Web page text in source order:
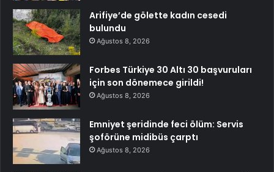
Arifiye’de gölette kadın cesedi
bulundu
Ağustos 8, 2026
Forbes Türkiye 30 Altı 30 başvuruları
için son dönemece girildi!
Ağustos 8, 2026
Emniyet şeridinde feci ölüm: Servis
şoförüne midibüs çarptı
Ağustos 8, 2026